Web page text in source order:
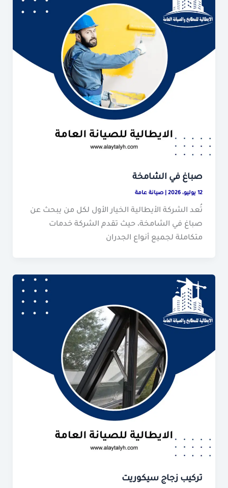
صباغ في الشامخة
12 يوليو، 2026 صيانة عامة
تُعد الشركة الأيطالية الخيار الأول لكل من يبحث عن
صباغ في الشامخة، حيث تقدم الشركة خدمات
متكاملة لجميع أنواع الجدران
تركيب زجاج سيكوريت